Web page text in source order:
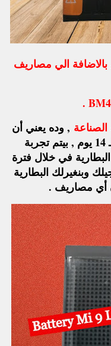
الي مصاريف
, وده يعني أن
في خلال فترة الـضمان وهي الـ 14 يوم , بيتم تجربة
في خلال فترة
وبنغيرلك البطارية
أي مصاريف .